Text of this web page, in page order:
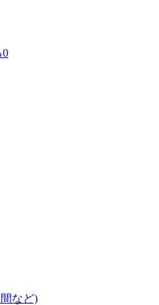
0
など)